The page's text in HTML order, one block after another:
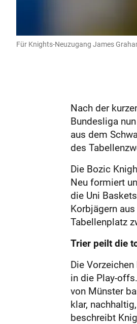
Für Knights-Neuzugang James
Nach der
Bundesliga
aus dem
des
Die Bozic
Neu formiert
die Uni
Korbjägern
Tabellenplatz
Trier peilt die
Die
in die Play-
von Münster
klar,
beschreibt